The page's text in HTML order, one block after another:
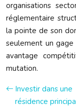
organisations
réglementaire
la pointe de son
seulement un
avantage
mutation.
Investir dans une
résidence